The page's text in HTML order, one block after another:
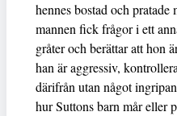
hennes bostad och
mannen fick frågor i ett
gråter och berättar att hon
han är aggressiv,
därifrån utan något
hur Suttons barn mår eller